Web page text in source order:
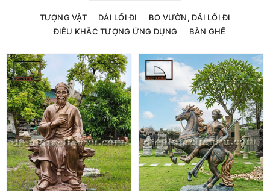
TƯỢNG VẬT DẢI LỐI ĐI
BO VƯỜN, DẢI LỐI ĐI
ĐIÊU KHẮC TƯỢNG ỨNG DỤNG
BÀN GHẾ